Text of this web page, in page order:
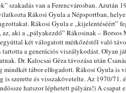
szakadás van a Ferencvárosban. Azután
Rákosi Gyula a Népsportban,
Rákosi Gyula e „kijelentéséért”
aki a „pályakezdő” Rákosinak –
két válogatott mérkőzéstől való
a generációs viszálykodást. Olyan
Dr. Kalocsai Géza távozása után
tábor elfogadott. Rákosi Gyula is
szerette és visszakövetelte. Az 1970/71.
hatszor léphetett pályára!) A csapat